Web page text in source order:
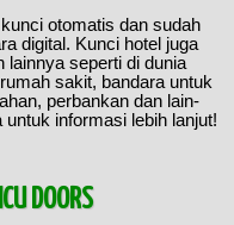
otomatis dan sudah
digital. Kunci hotel juga
lainnya seperti di dunia
sakit, bandara untuk
perbankan dan lain-
informasi lebih lanjut!
DOORS